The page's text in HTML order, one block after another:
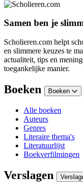
Samen ben je
Scholieren.com helpt
en slimmere keuzes te
actualiteit, tips en
toegankelijke manier.
Boeken Boeken
Alle boeken
Auteurs
Genres
Literaire thema's
Literatuurlijst
Boekverfilmingen
Verslagen